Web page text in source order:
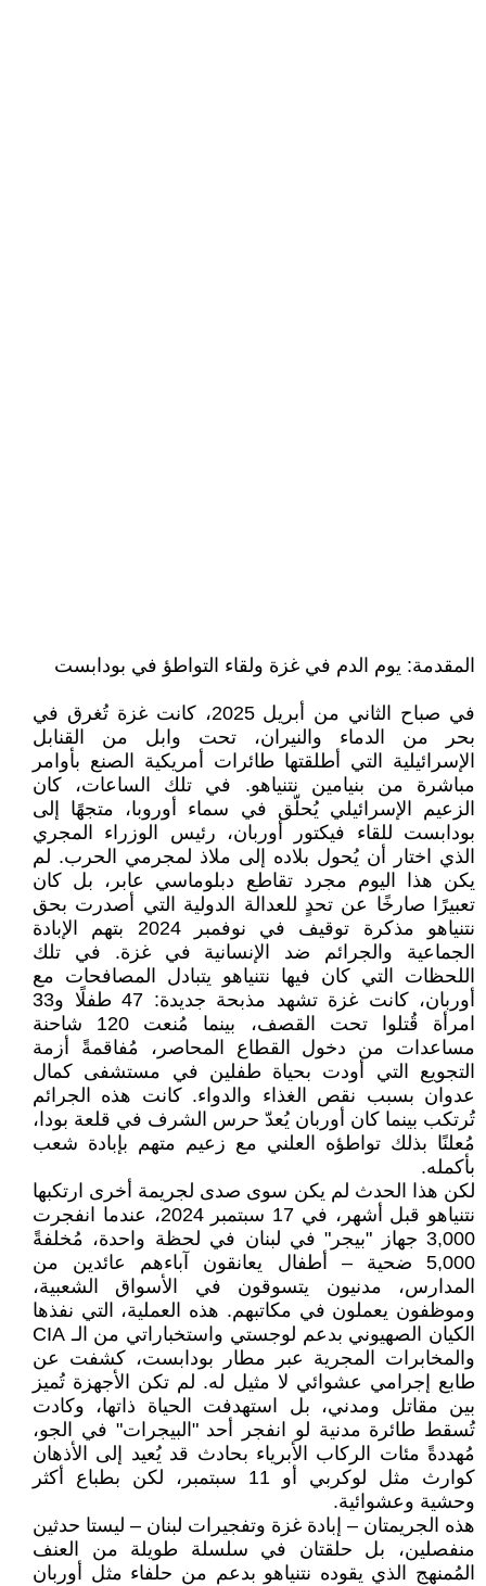
المقدمة: يوم الدم في غزة ولقاء التواطؤ في بودابست
في صباح الثاني من أبريل 2025، كانت غزة تُغرق في
بحر من الدماء والنيران، تحت وابل من القنابل
الإسرائيلية التي أطلقتها طائرات أمريكية الصنع بأوامر
مباشرة من بنيامين نتنياهو. في تلك الساعات، كان
الزعيم الإسرائيلي يُحلّق في سماء أوروبا، متجهًا إلى
بودابست للقاء فيكتور أوربان، رئيس الوزراء المجري
الذي اختار أن يُحول بلاده إلى ملاذ لمجرمي الحرب. لم
يكن هذا اليوم مجرد تقاطع دبلوماسي عابر، بل كان
تعبيرًا صارخًا عن تحدٍ للعدالة الدولية التي أصدرت بحق
نتنياهو مذكرة توقيف في نوفمبر 2024 بتهم الإبادة
الجماعية والجرائم ضد الإنسانية في غزة. في تلك
اللحظات التي كان فيها نتنياهو يتبادل المصافحات مع
أوربان، كانت غزة تشهد مذبحة جديدة: 47 طفلًا و33
امرأة قُتلوا تحت القصف، بينما مُنعت 120 شاحنة
مساعدات من دخول القطاع المحاصر، مُفاقمةً أزمة
التجويع التي أودت بحياة طفلين في مستشفى كمال
عدوان بسبب نقص الغذاء والدواء. كانت هذه الجرائم
تُرتكب بينما كان أوربان يُعدّ حرس الشرف في قلعة بودا،
مُعلنًا بذلك تواطؤه العلني مع زعيم متهم بإبادة شعب
بأكمله.
لكن هذا الحدث لم يكن سوى صدى لجريمة أخرى ارتكبها
نتنياهو قبل أشهر، في 17 سبتمبر 2024، عندما انفجرت
3,000 جهاز "بيجر" في لبنان في لحظة واحدة، مُخلفةً
5,000 ضحية – أطفال يعانقون آباءهم عائدين من
المدارس، مدنيون يتسوقون في الأسواق الشعبية،
وموظفون يعملون في مكاتبهم. هذه العملية، التي نفذها
الكيان الصهيوني بدعم لوجستي واستخباراتي من الـ CIA
والمخابرات المجرية عبر مطار بودابست، كشفت عن
طابع إجرامي عشوائي لا مثيل له. لم تكن الأجهزة تُميز
بين مقاتل ومدني، بل استهدفت الحياة ذاتها، وكادت
تُسقط طائرة مدنية لو انفجر أحد "البيجرات" في الجو،
مُهددةً مئات الركاب الأبرياء بحادث قد يُعيد إلى الأذهان
كوارث مثل لوكربي أو 11 سبتمبر، لكن بطباع أكثر
وحشية وعشوائية.
هذه الجريمتان – إبادة غزة وتفجيرات لبنان – ليستا حدثين
منفصلين، بل حلقتان في سلسلة طويلة من العنف
المُمنهج الذي يقوده نتنياهو بدعم من حلفاء مثل أوربان